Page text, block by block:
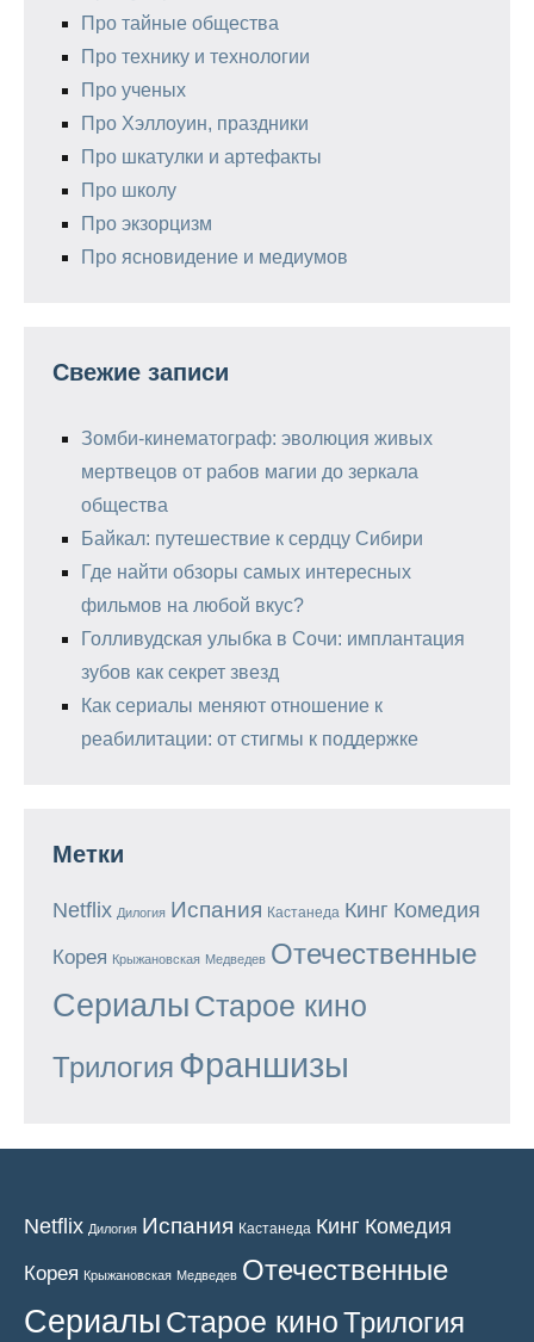
Про тайные общества
Про технику и технологии
Про ученых
Про Хэллоуин, праздники
Про шкатулки и артефакты
Про школу
Про экзорцизм
Про ясновидение и медиумов
Свежие записи
Зомби-кинематограф: эволюция живых
мертвецов от рабов магии до зеркала
общества
Байкал: путешествие к сердцу Сибири
Где найти обзоры самых интересных
фильмов на любой вкус?
Голливудская улыбка в Сочи: имплантация
зубов как секрет звезд
Как сериалы меняют отношение к
реабилитации: от стигмы к поддержке
Метки
Netflix Дилогия Испания Кастанеда Кинг Комедия
Корея Крыжановская Медведев Отечественные
Сериалы Старое кино
Трилогия Франшизы
Netflix Дилогия Испания Кастанеда Кинг Комедия
Корея Крыжановская Медведев Отечественные
Сериалы Старое киноТрилогия